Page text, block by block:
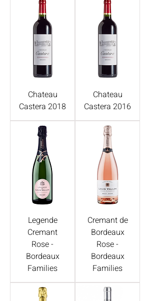
Chateau
Castera 2018
Chateau
Castera 2016
Legende
Cremant
Rose -
Bordeaux
Families
Cremant de
Bordeaux
Rose -
Bordeaux
Families